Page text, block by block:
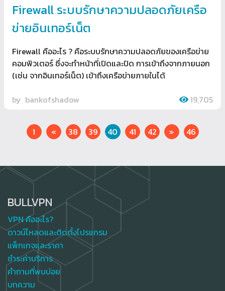
Firewall ระบบรักษาความปลอดภัยเครือ
ข่ายอินเทอร์เน็ต
Firewall คืออะไร ? คือระบบรักษาความปลอดภัยของเครือข่าย
คอมพิวเตอร์ ซึ่งจะทำหน้าที่เปิดและปิด การเข้าถึงจากภายนอก
(เช่น จากอินเทอร์เน็ต) เข้าถึงเครือข่ายภายในได้
by bankofshadow 19,705
1 Previous
« 38 39 40 41 42 » 46Next
BULLVPN
VPN คืออะไร?
ดาวน์โหลดและติดตั้งโปรแกรม
แพ็กเกจและราคา
ชำระค่าบริการ
คำถามที่พบบ่อย
บทความ